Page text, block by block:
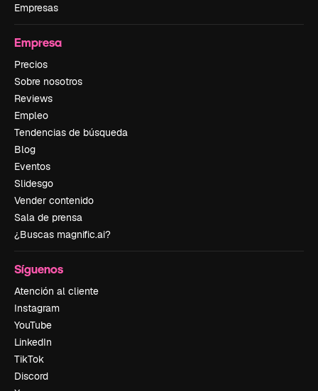
Empresas
Empresa
Precios
Sobre nosotros
Reviews
Empleo
Tendencias de búsqueda
Blog
Eventos
Slidesgo
Vender contenido
Sala de prensa
¿Buscas magnific.ai?
Síguenos
Atención al cliente
Instagram
YouTube
LinkedIn
TikTok
Discord